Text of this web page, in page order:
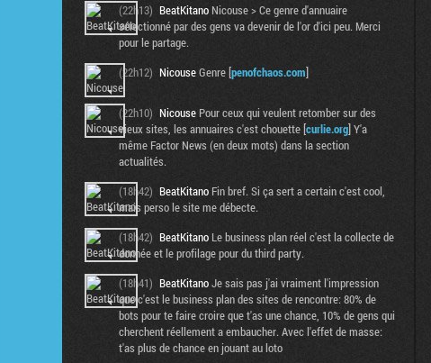
(22h13) BeatKitano Nicouse > Ce genre d'annuaire
sélectionné par des gens va devenir de l'or d'ici peu. Merci
pour le partage.
(22h12) NicouseGenre [penofchaos.com]
(22h10) Nicouse Pour ceux qui veulent retomber sur des
vieux sites, les annuaires c'est chouette [curlie.org] Y'a
même Factor News (en deux mots) dans la section
actualités.
(18h42) BeatKitano Fin bref. Si ça sert a certain c'est cool,
mais perso le site me débecte.
(18h42) BeatKitano Le business plan réel c'est la collecte de
donnée et le profilage pour du third party.
(18h41) BeatKitanoJe sais pas j'ai vraiment l'impression
que c'est le business plan des sites de rencontre: 80% de
bots pour te faire croire que t'as une chance, 10% de gens qui
cherchent réellement a embaucher. Avec l'effet de masse:
t'as plus de chance en jouant au loto